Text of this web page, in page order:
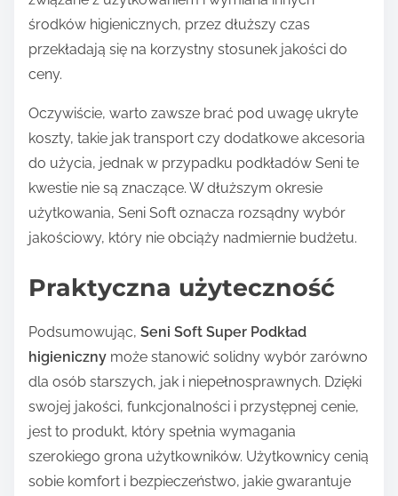
środków higienicznych, przez dłuższy czas
przekładają się na korzystny stosunek jakości do
ceny.
Oczywiście, warto zawsze brać pod uwagę ukryte
koszty, takie jak transport czy dodatkowe akcesoria
do użycia, jednak w przypadku podkładów Seni te
kwestie nie są znaczące. W dłuższym okresie
użytkowania, Seni Soft oznacza rozsądny wybór
jakościowy, który nie obciąży nadmiernie budżetu.
Praktyczna użyteczność
Podsumowując, Seni Soft Super Podkład
higieniczny może stanowić solidny wybór zarówno
dla osób starszych, jak i niepełnosprawnych. Dzięki
swojej jakości, funkcjonalności i przystępnej cenie,
jest to produkt, który spełnia wymagania
szerokiego grona użytkowników. Użytkownicy cenią
sobie komfort i bezpieczeństwo, jakie gwarantuje